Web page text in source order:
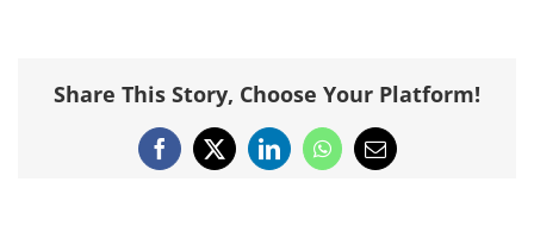
Share This Story, Choose Your Platform!
Facebook
X LinkedInWhatsApp
Email